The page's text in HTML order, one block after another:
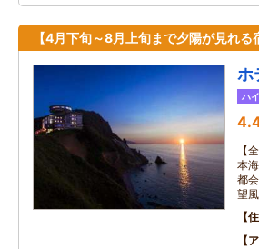
【4月下旬～8月上旬まで夕陽が見れ
ホ
ハ
【
本
都
望